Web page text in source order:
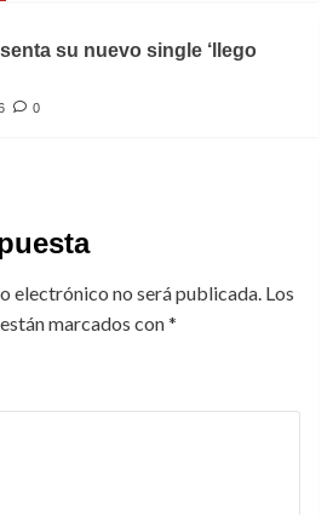
su nuevo single ‘llego
0
electrónico no será publicada. Los
marcados con*